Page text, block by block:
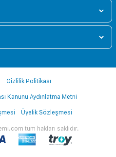
tüm hakları saklıdır.
Gizlilik Politikası
Kanunu Aydınlatma Metni
Üyelik Sözleşmesi